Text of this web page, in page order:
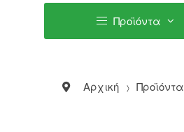
Προϊόντα
Αρχική Προϊόντα